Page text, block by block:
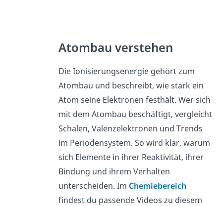
Atombau verstehen
Die Ionisierungsenergie gehört zum
Atombau und beschreibt, wie stark ein
Atom seine Elektronen festhält. Wer sich
mit dem Atombau beschäftigt, vergleicht
Schalen, Valenzelektronen und Trends
im Periodensystem. So wird klar, warum
sich Elemente in ihrer Reaktivität, ihrer
Bindung und ihrem Verhalten
unterscheiden. Im Chemiebereich
findest du passende Videos zu diesem